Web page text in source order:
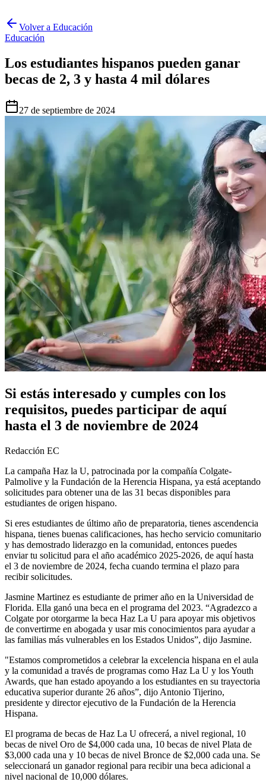
Volver a Educación
Educación
Los estudiantes hispanos pueden ganar
becas de 2, 3 y hasta 4 mil dólares
27 de septiembre de 2024
Si estás interesado y cumples con los
requisitos, puedes participar de aquí
hasta el 3 de noviembre de 2024
Redacción EC
La campaña Haz la U, patrocinada por la compañía Colgate-
Palmolive y la Fundación de la Herencia Hispana, ya está aceptando
solicitudes para obtener una de las 31 becas disponibles para
estudiantes de origen hispano.
Si eres estudiantes de último año de preparatoria, tienes ascendencia
hispana, tienes buenas calificaciones, has hecho servicio comunitario
y has demostrado liderazgo en la comunidad, entonces puedes
enviar tu solicitud para el año académico 2025-2026, de aquí hasta
el 3 de noviembre de 2024, fecha cuando termina el plazo para
recibir solicitudes.
Jasmine Martinez es estudiante de primer año en la Universidad de
Florida. Ella ganó una beca en el programa del 2023. “Agradezco a
Colgate por otorgarme la beca Haz La U para apoyar mis objetivos
de convertirme en abogada y usar mis conocimientos para ayudar a
las familias más vulnerables en los Estados Unidos”, dijo Jasmine.
"Estamos comprometidos a celebrar la excelencia hispana en el aula
y la comunidad a través de programas como Haz La U y los Youth
Awards, que han estado apoyando a los estudiantes en su trayectoria
educativa superior durante 26 años”, dijo Antonio Tijerino,
presidente y director ejecutivo de la Fundación de la Herencia
Hispana.
El programa de becas de Haz La U ofrecerá, a nivel regional, 10
becas de nivel Oro de $4,000 cada una, 10 becas de nivel Plata de
$3,000 cada una y 10 becas de nivel Bronce de $2,000 cada una. Se
seleccionará un ganador regional para recibir una beca adicional a
nivel nacional de 10,000 dólares.